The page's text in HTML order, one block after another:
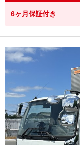
6ヶ月保証付き